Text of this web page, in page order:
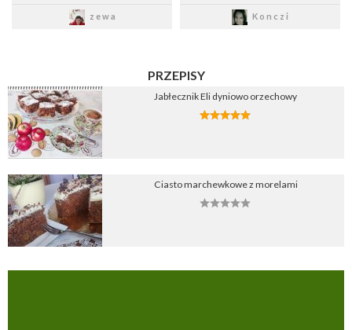
zewa
Zapisz
Konczi
Zapisz
PRZEPISY
Jabłecznik Eli dyniowo orzechowy
Ciasto marchewkowe z morelami